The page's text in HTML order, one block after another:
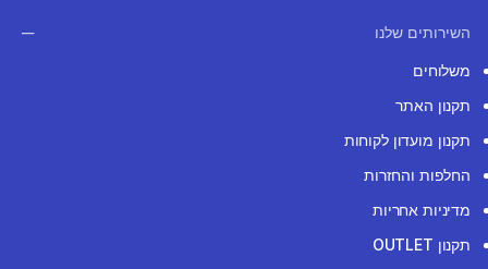
השירותים שלנו
משלוחים
תקנון האתר
תקנון מועדון לקוחות
החלפות והחזרות
מדיניות אחריות
תקנון OUTLET